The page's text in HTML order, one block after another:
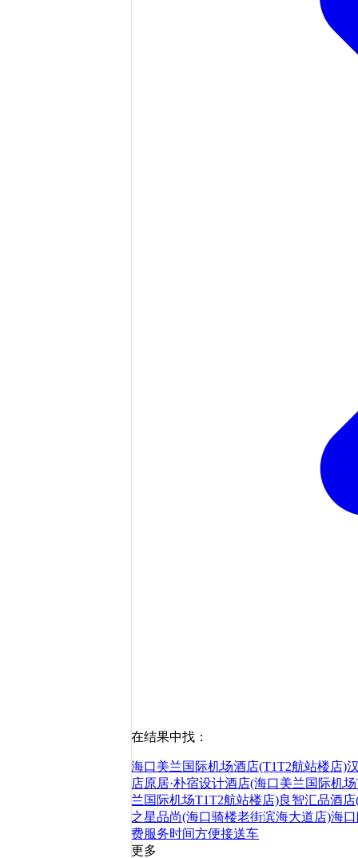
在结果中找：
海口美兰国际机场酒店(T1T2航站楼店)
店原居·朴宿设计酒店(海口美兰国际机
兰国际机场T1T2航站楼店)良智汇品酒
之星品尚(海口骑楼老街滨海大道店)海
费服务时间方便接送车
更多